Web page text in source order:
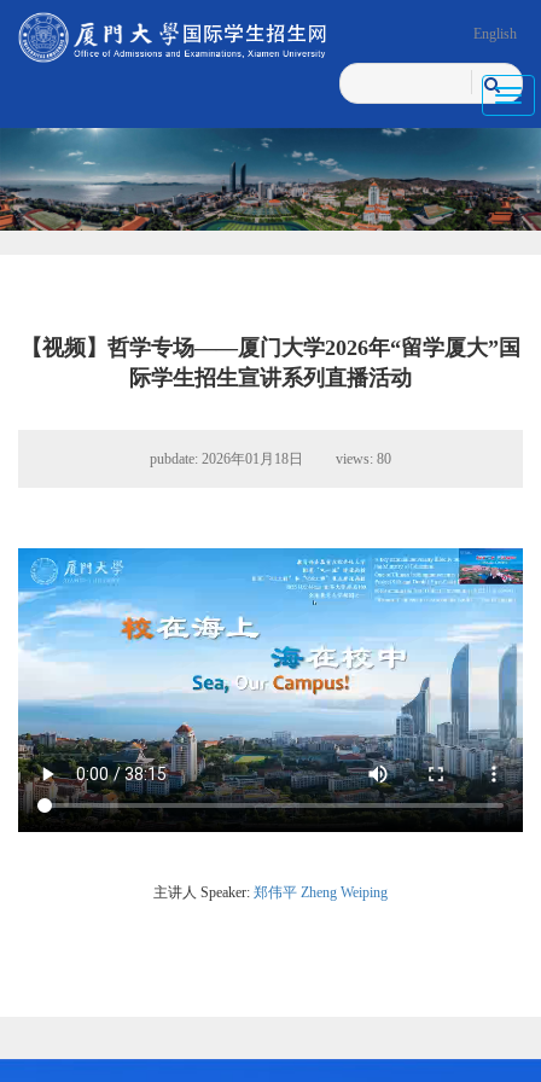
English
【视频】哲学专场——厦门大学2026年“留学厦大”国
际学生招生宣讲系列直播活动
pubdate: 2026年01月18日 views: 80
主讲人 Speaker: 郑伟平 Zheng Weiping